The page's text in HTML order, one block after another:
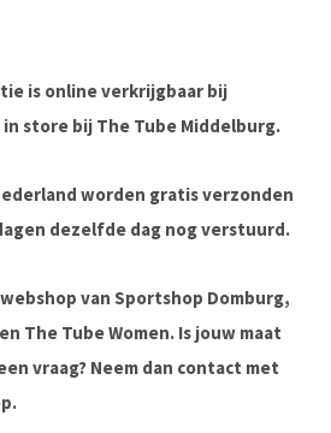
is online verkrijgbaar bij
store bij The Tube Middelburg.
worden gratis verzonden
dezelfde dag nog verstuurd.
van Sportshop Domburg,
The Tube Women. Is jouw maat
vraag? Neem dan contact met